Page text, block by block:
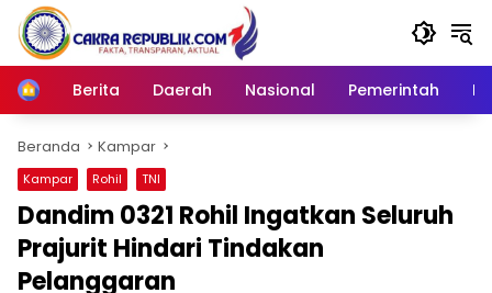
Langsung
konten
Home
Berita Daerah Nasional Pemerintah
Beranda Kampar
Kampar Rohil TNI
Dandim 0321 Rohil Ingatkan Seluruh
Prajurit Hindari Tindakan
Pelanggaran